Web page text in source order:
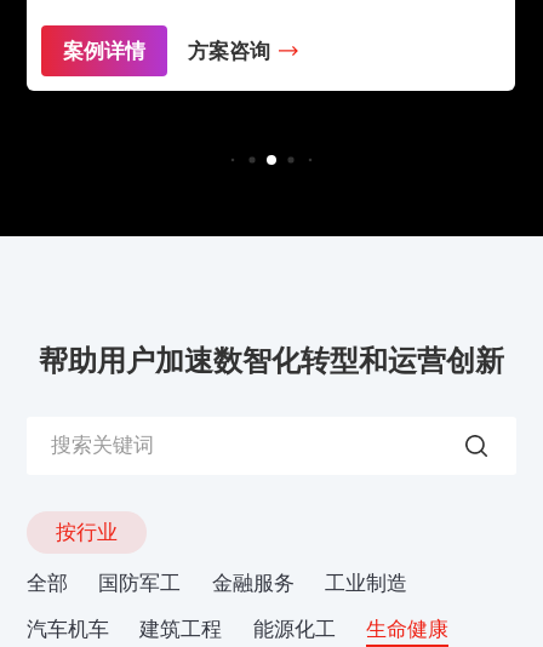
案例详情 方案咨询
帮助用户加速数智化转型和运营创新
按行业
全部 国防军工 金融服务
工业制造
汽车机车
建筑工程 能源化工
生命健康